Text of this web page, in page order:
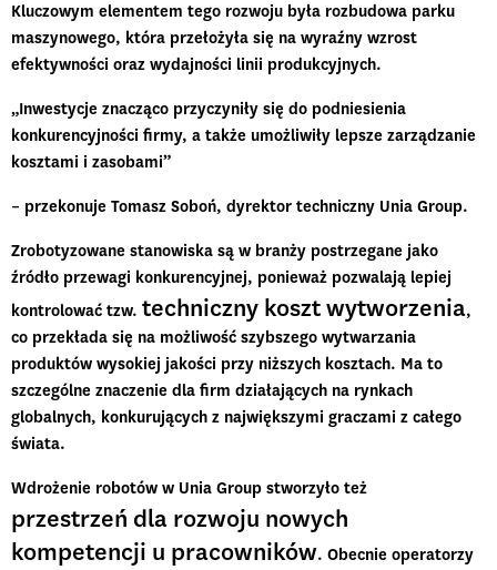
Kluczowym elementem tego rozwoju była rozbudowa parku
maszynowego, która przełożyła się na wyraźny wzrost
efektywności oraz wydajności linii produkcyjnych.
„Inwestycje znacząco przyczyniły się do podniesienia
konkurencyjności firmy, a także umożliwiły lepsze zarządzanie
kosztami i zasobami”
– przekonuje Tomasz Soboń, dyrektor techniczny Unia Group.
Zrobotyzowane stanowiska są w branży postrzegane jako
źródło przewagi konkurencyjnej, ponieważ pozwalają lepiej
kontrolować tzw. techniczny koszt wytworzenia,
co przekłada się na możliwość szybszego wytwarzania
produktów wysokiej jakości przy niższych kosztach. Ma to
szczególne znaczenie dla firm działających na rynkach
globalnych, konkurujących z największymi graczami z całego
świata.
Wdrożenie robotów w Unia Group stworzyło też
przestrzeń dla rozwoju nowych
kompetencji u pracowników. Obecnie operatorzy